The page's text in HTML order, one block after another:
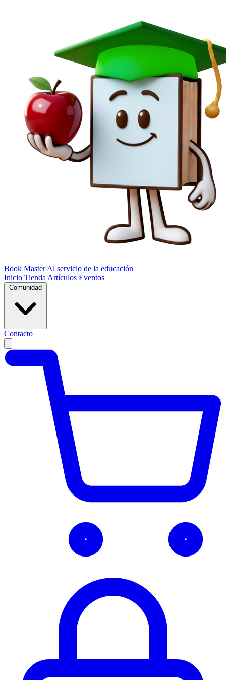
Book Master Al servicio de la educación
Inicio Tienda Artículos Eventos
Comunidad
Contacto